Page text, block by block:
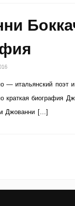
— итальянский поэт
краткая биография
Джованни […]